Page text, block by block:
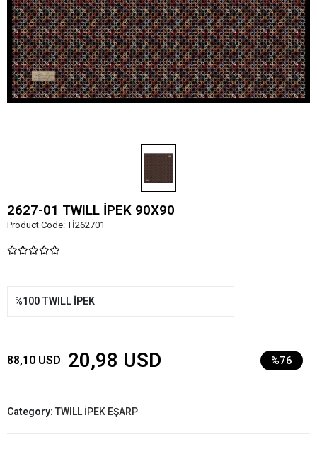
2627-01 TWILL İPEK 90X90
Product Code:Tİ262701
%100 TWILL İPEK
88,10 USD 20,98 USD %76
Category: TWILL İPEK EŞARP